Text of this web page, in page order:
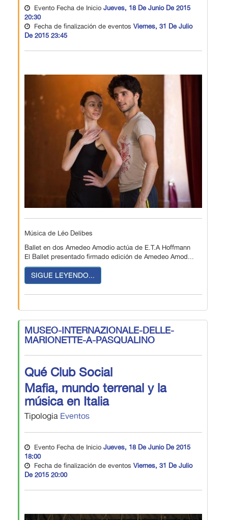
Evento Fecha de Inicio Jueves, 18 De Junio De 2015
20:30
Fecha de finalización de eventos Viernes, 31 De Julio
De 2015 23:45
Música de Léo Delibes
Ballet en dos Amedeo Amodio actúa de E.T.A Hoffmann
El Ballet presentado firmado edición de Amedeo Amod...
SIGUE LEYENDO...
MUSEO-INTERNAZIONALE-DELLE-
MARIONETTE-A-PASQUALINO
Qué Club Social
Mafia, mundo terrenal y la
música en Italia
Tipologia Eventos
Evento Fecha de Inicio Jueves, 18 De Junio De 2015
18:00
Fecha de finalización de eventos Viernes, 31 De Julio
De 2015 20:00